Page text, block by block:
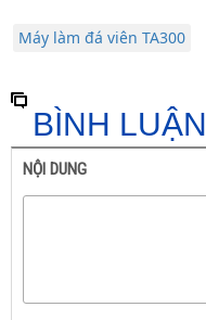
Máy làm đá viên TA300
BÌNH LUẬN
NỘI DUNG